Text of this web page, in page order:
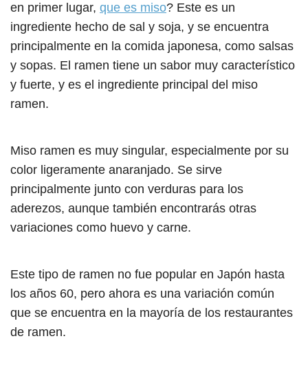
en primer lugar, que es miso? Este es un
ingrediente hecho de sal y soja, y se encuentra
principalmente en la comida japonesa, como salsas
y sopas. El ramen tiene un sabor muy característico
y fuerte, y es el ingrediente principal del miso
ramen.
Miso ramen es muy singular, especialmente por su
color ligeramente anaranjado. Se sirve
principalmente junto con verduras para los
aderezos, aunque también encontrarás otras
variaciones como huevo y carne.
Este tipo de ramen no fue popular en Japón hasta
los años 60, pero ahora es una variación común
que se encuentra en la mayoría de los restaurantes
de ramen.